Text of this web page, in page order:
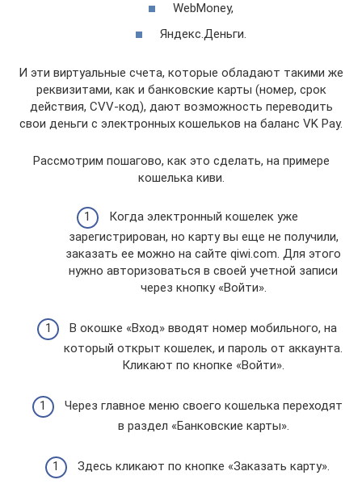
WebMoney,
Яндекс.Деньги.
И эти виртуальные счета, которые обладают такими же
реквизитами, как и банковские карты (номер, срок
действия, CVV-код), дают возможность переводить
свои деньги с электронных кошельков на баланс VK Pay.
Рассмотрим пошагово, как это сделать, на примере
кошелька киви.
Когда электронный кошелек уже
зарегистрирован, но карту вы еще не получили,
заказать ее можно на сайте qiwi.com. Для этого
нужно авторизоваться в своей учетной записи
через кнопку «Войти».
В окошке «Вход» вводят номер мобильного, на
который открыт кошелек, и пароль от аккаунта.
Кликают по кнопке «Войти».
Через главное меню своего кошелька переходят
в раздел «Банковские карты».
Здесь кликают по кнопке «Заказать карту».